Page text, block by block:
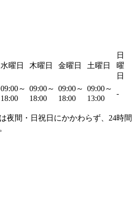
水曜日 木曜日 金曜日 土曜日
日
曜
日
09:00～
18:00
09:00～
18:00
09:00～
18:00
09:00～
13:00
-
夜間・日祝日にかかわらず、24時間